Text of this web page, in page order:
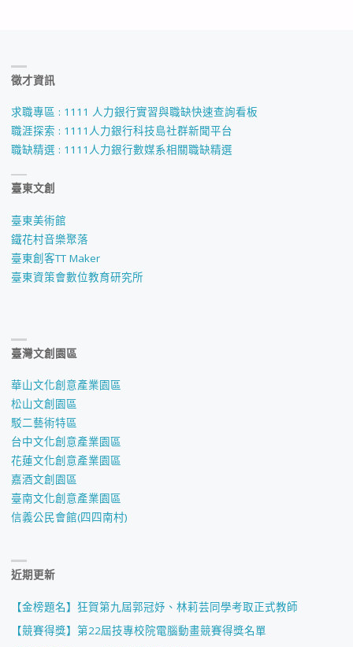
徵才資訊
求職專區 : 1111 人力銀行實習與職缺快速查詢看板
職涯探索 : 1111人力銀行科技島社群新聞平台
職缺精選 : 1111人力銀行數媒系相關職缺精選
臺東文創
臺東美術館
鐵花村音樂聚落
臺東創客TT Maker
臺東資策會數位教育研究所
臺灣文創園區
華山文化創意產業園區
松山文創園區
駁二藝術特區
台中文化創意產業園區
花蓮文化創意產業園區
嘉酒文創園區
臺南文化創意產業園區
信義公民會館(四四南村)
近期更新
【金榜題名】狂賀第九屆郭冠妤、林莉芸同學考取正式教師
【競賽得獎】第22屆技專校院電腦動畫競賽得獎名單